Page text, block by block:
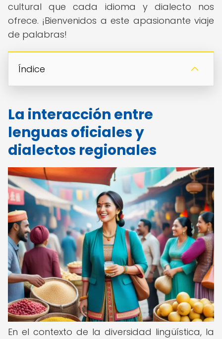
cultural que cada idioma y dialecto nos
ofrece. ¡Bienvenidos a este apasionante viaje
de palabras!
Índice
La interacción entre
lenguas oficiales y
dialectos regionales
En el contexto de la diversidad lingüística, la